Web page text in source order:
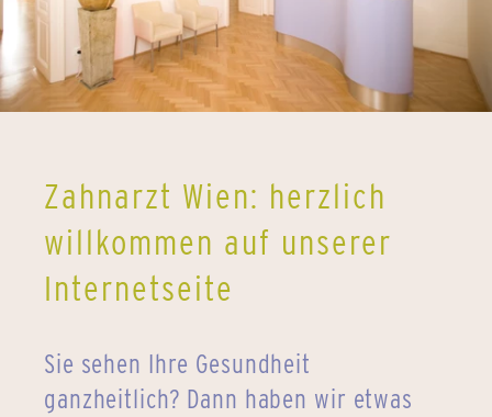
Zahnarzt Wien: herzlich
willkommen auf unserer
Internetseite
Sie sehen Ihre Gesundheit
ganzheitlich? Dann haben wir etwas